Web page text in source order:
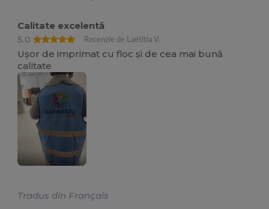
Calitate excelentă
5.0
Recenzie de Laëtitia V.
Ușor de imprimat cu floc și de cea mai bună
calitate
Tradus din Français